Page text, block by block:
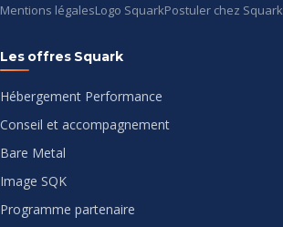
Mentions légalesLogo SquarkPostuler chez Squark
Les offres Squark
Hébergement Performance
Conseil et accompagnement
Bare Metal
Image SQK
Programme partenaire